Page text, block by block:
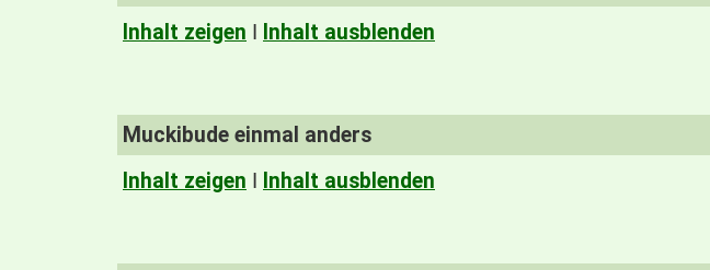
Inhalt zeigen I Inhalt ausblenden
Muckibude einmal anders
Inhalt zeigen I Inhalt ausblenden